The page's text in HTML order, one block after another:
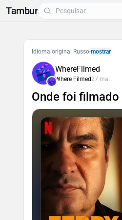
Tambur
Idioma original Russo-mostrar
WhereFilmed
Where Filmed27 mai
Onde foi filmado